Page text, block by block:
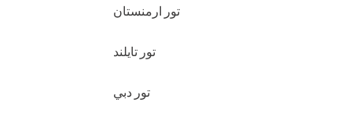
تور ارمنستان
تور تايلند
تور دبي